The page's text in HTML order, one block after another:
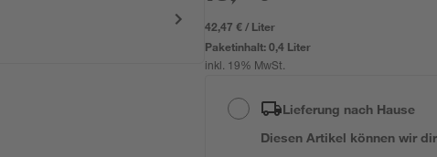
42,47 € / Liter
Paketinhalt:0,4 Liter
inkl. 19% MwSt.
Lieferung nach Hause
Diesen Artikel können wir